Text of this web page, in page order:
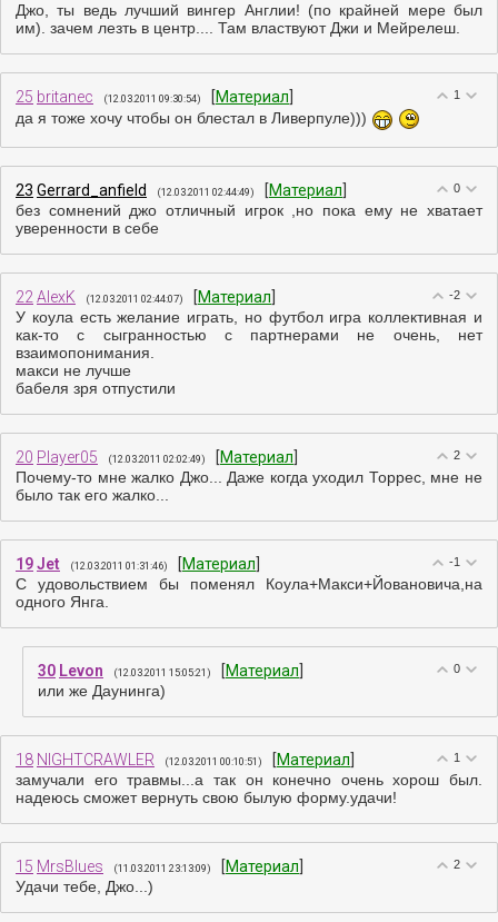
Джо, ты ведь лучший вингер Англии! (по крайней мере был
им). зачем лезть в центр.... Там властвуют Джи и Мейрелеш.
1
25 britanec (12.03.2011 09:30:54) [Материал
да я тоже хочу чтобы он блестал в Ливерпуле)))
0
23 Gerrard_anfield (12.03.2011 02:44:49) [Материал
без сомнений джо отличный игрок ,но пока ему не хватает
уверенности в себе
-2
22 AlexK (12.03.2011 02:44:07) [Материал
У коула есть желание играть, но футбол игра коллективная и
как-то с сыгранностью с партнерами не очень, нет
взаимопонимания.
макси не лучше
бабеля зря отпустили
2
20 Player05 (12.03.2011 02:02:49) [Материал
Почему-то мне жалко Джо... Даже когда уходил Торрес, мне не
было так его жалко...
-1
19Jet (12.03.2011 01:31:46) [Материал
С удовольствием бы поменял Коула+Макси+Йовановича,на
одного Янга.
0
30 Levon (12.03.2011 15:05:21) [Материал
или же Даунинга)
1
18 NIGHTCRAWLER (12.03.2011 00:10:51) [Материал
замучали его травмы...а так он конечно очень хорош был.
надеюсь сможет вернуть свою былую форму.удачи!
2
15 MrsBlues (11.03.2011 23:13:09) [Материал
Удачи тебе, Джо...)